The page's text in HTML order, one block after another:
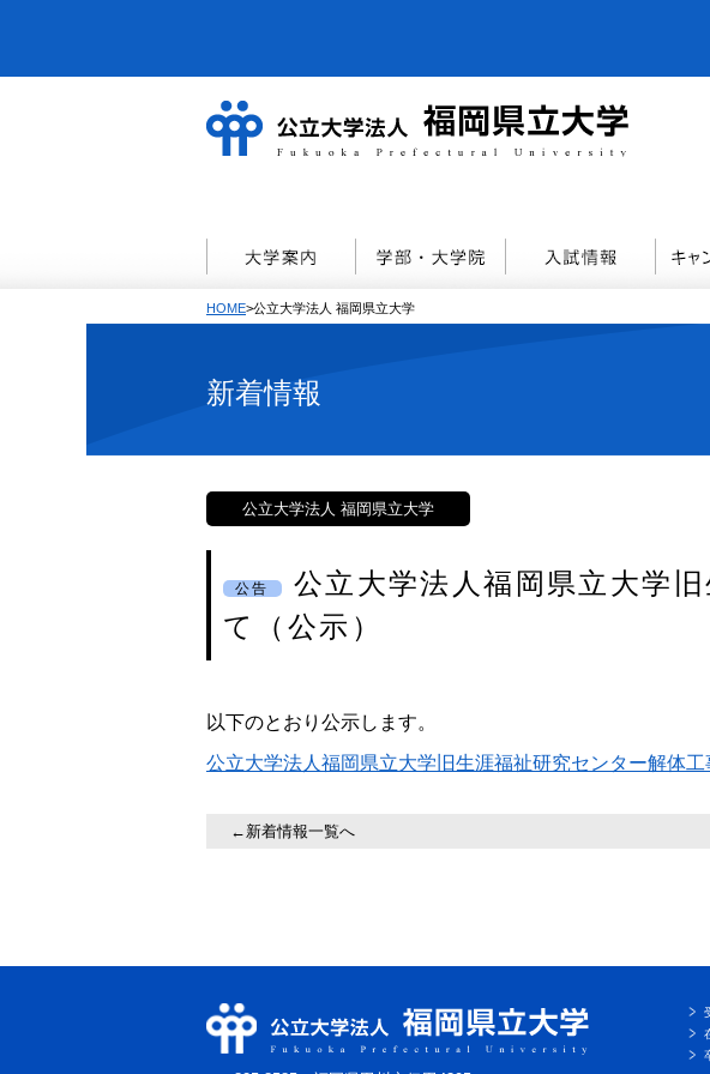
HOME>公立大学法人 福岡県立大学
新着情報
公立大学法人 福岡県立大学
公告
公立大学法人福岡県立大学
て（公示）
以下のとおり公示します。
公立大学法人福岡県立大学旧生涯福祉研究センター解体
←新着情報一覧へ